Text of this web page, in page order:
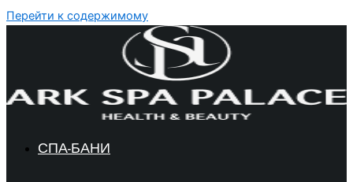
Перейти к содержимому
СПА-БАНИ